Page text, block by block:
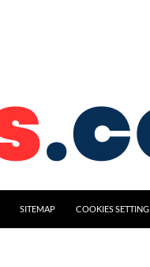
SITEMAP COOKIES SETTING